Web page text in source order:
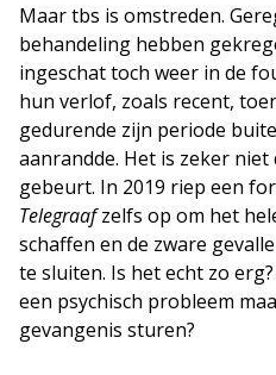
Maar tbs is omstreden.
behandeling hebben
ingeschat toch weer in de
hun verlof, zoals recent,
gedurende zijn periode
aanrandde. Het is zeker
gebeurt. In 2019 riep een
Telegraafzelfs op om het
schaffen en de zware
te sluiten. Is het echt zo
een psychisch probleem
gevangenis sturen?